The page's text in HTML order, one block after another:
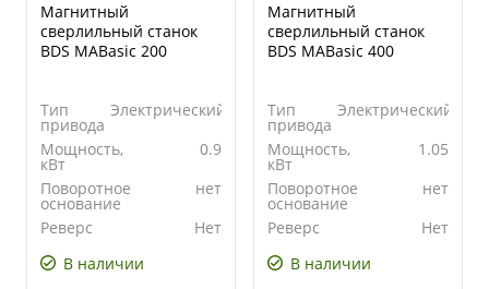
Магнитный
сверлильный станок
BDS MABasic 200
Тип
привода
Электрический
Мощность,
кВт
0.9
Поворотное
основание
нет
Реверс
Нет
В наличии
Магнитный
сверлильный станок
BDS MABasic 400
Тип
привода
Электрический
Мощность,
кВт
1.05
Поворотное
основание
нет
Реверс
Нет
В наличии